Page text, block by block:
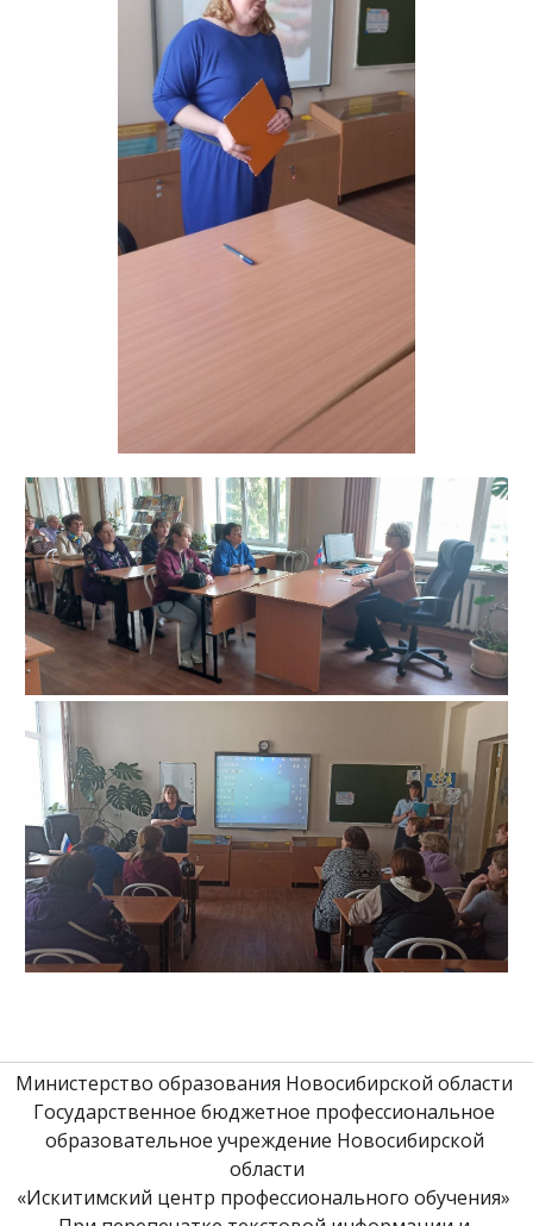
Министерство образования Новосибирской области
Государственное бюджетное профессиональное
образовательное учреждение Новосибирской
области
«Искитимский центр профессионального обучения»